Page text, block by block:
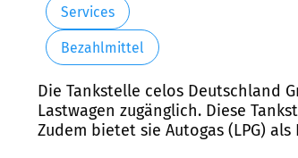
Services
Bezahlmittel
Die Tankstelle celos Deutschland
Lastwagen zugänglich. Diese
Zudem bietet sie Autogas (LPG)